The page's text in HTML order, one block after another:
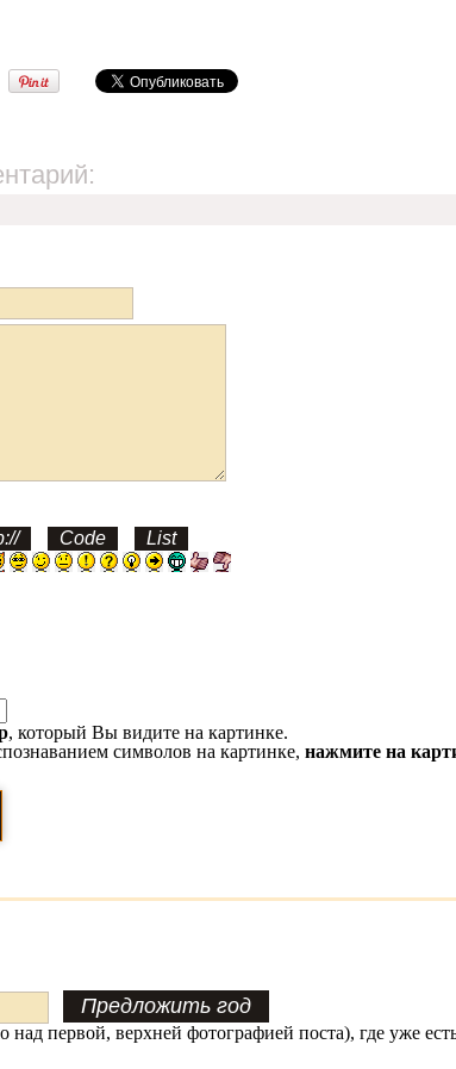
, который Вы видите на картинке.
символов на картинке, нажмите на
над первой, верхней фотографией поста), где уже